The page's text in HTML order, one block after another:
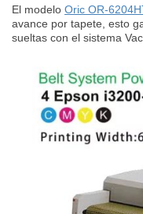
El modelo Oric OR-
avance por tapete, esto
sueltas con el sistema